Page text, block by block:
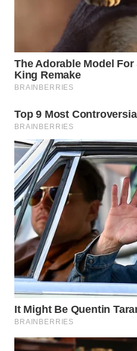
INDRAMAYU
WN
WN
MAJALENGKA
WN
SUBANG
WN
SUKABUMI
WN
PURWAKARTA
WN
PRIANGAN
TIMUR